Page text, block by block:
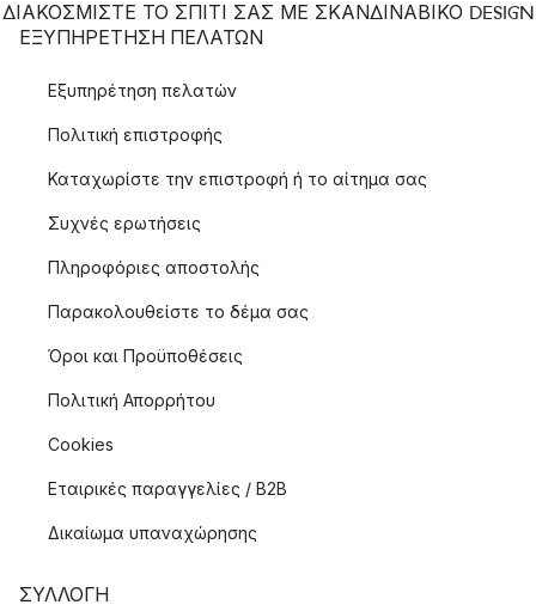
ΔΙΑΚΟΣΜΙΣΤΕ ΤΟ ΣΠΙΤΙ ΣΑΣ ΜΕ ΣΚΑΝΔΙΝΑΒΙΚΟ DESIGN
ΕΞΥΠΗΡΈΤΗΣΗ ΠΕΛΑΤΏΝ
Εξυπηρέτηση πελατών
Πολιτική επιστροφής
Καταχωρίστε την επιστροφή ή το αίτημα σας
Συχνές ερωτήσεις
Πληροφόριες αποστολής
Παρακολουθείστε το δέμα σας
Όροι και Προϋποθέσεις
Πολιτική Απορρήτου
Cookies
Εταιρικές παραγγελίες / B2B
Δικαίωμα υπαναχώρησης
ΣΥΛΛΟΓΉ